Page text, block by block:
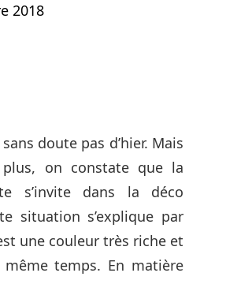
2018
doute pas d’hier. Mais
on constate que la
s’invite dans la déco
situation s’explique par
une couleur très riche et
temps. En matière